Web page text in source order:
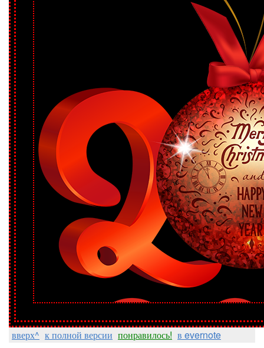
вверх^ к полной версии понравилось! в evernote